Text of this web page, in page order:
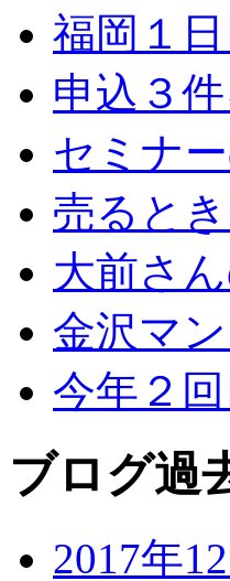
福岡１日
申込３
セミナ
売るとき
大前さ
金沢マ
今年２回
ブログ過
2017年12